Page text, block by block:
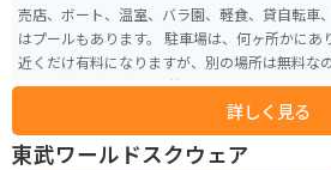
売店、ボート、温室、バラ園、軽食、貸自転車
はプールもあります。 駐車場は、何ヶ所かにあ
近くだけ有料になりますが、別の場所は無料な
ーム、約20倍の敷地。 井頭公園のすぐ近くに
ます。まるで、小さなジャングル。 室内に、小
るので、昆虫が好きな方にはオススメです。 いがしらひだまり亭と言うカフ
詳しく見る
東武ワールドスクウェア